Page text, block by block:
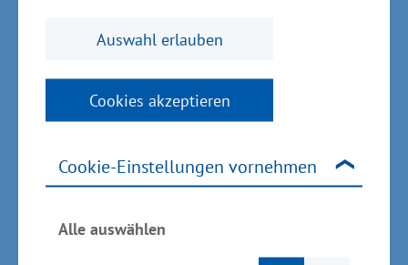
Auswahl erlauben
Cookies akzeptieren
Cookie-Einstellungen vornehmen
Alle auswählen
weiter steigern
Fachrichtungen (Gesundheits- und
Kinderkrankenpflege sowie Altenpflege). Alle
drei Berufsausbildungen werden innerhalb von